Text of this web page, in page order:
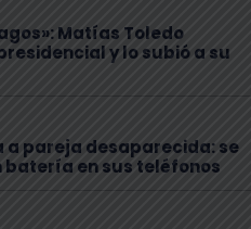
Matías Toledo
y lo subió a su
a pareja desaparecida: se
en sus teléfonos